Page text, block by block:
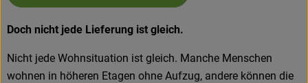
Doch nicht jede Lieferung ist gleich.
Nicht jede Wohnsituation ist gleich. Manche Menschen
wohnen in höheren Etagen ohne Aufzug, andere können die